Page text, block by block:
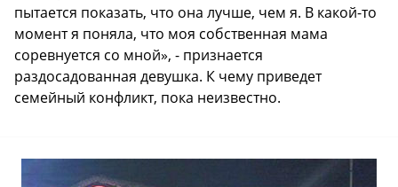
пытается показать, что она лучше, чем я. В какой-то
момент я поняла, что моя собственная мама
соревнуется со мной», - признается
раздосадованная девушка. К чему приведет
семейный конфликт, пока неизвестно.